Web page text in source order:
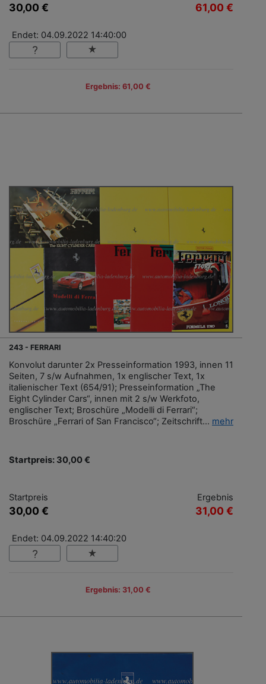
30,00 € 61,00 €
Endet: 04.09.2022 14:40:00
Ergebnis: 61,00 €
243 - FERRARI
Konvolut darunter 2x Presseinformation 1993, innen 11
Seiten, 7 s/w Aufnahmen, 1x englischer Text, 1x
italienischer Text (654/91); Presseinformation „The
Eight Cylinder Cars“, innen mit 2 s/w Werkfoto,
englischer Text; Broschüre „Modelli di Ferrari“;
Broschüre „Ferrari of San Francisco“; Zeitschrift... mehr
Startpreis: 30,00 €
Startpreis
30,00 €
Ergebnis
31,00 €
Endet: 04.09.2022 14:40:20
Ergebnis: 31,00 €